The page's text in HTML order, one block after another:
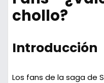
chollo?
Introducción
Los fans de la saga de